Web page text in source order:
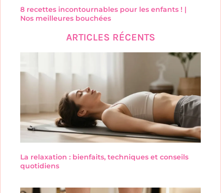
8 recettes incontournables pour les enfants ! |
Nos meilleures bouchées
ARTICLES RÉCENTS
La relaxation : bienfaits, techniques et conseils
quotidiens